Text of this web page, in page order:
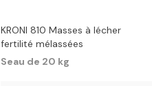
KRONI 810 Masses à lécher
fertilité mélassées
Seau de 20 kg